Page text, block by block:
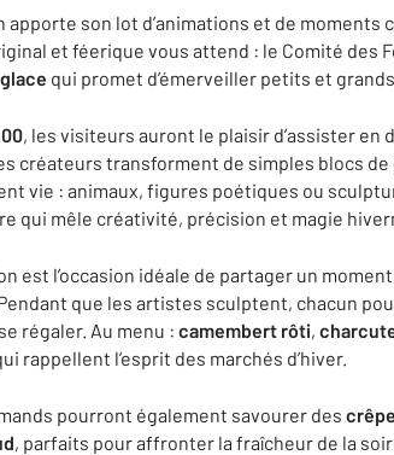
apporte son lot d’animations et de moments
et féerique vous attend : le Comité des
qui promet d’émerveiller petits et
, les visiteurs auront le plaisir d’assister en
créateurs transforment de simples blocs
vie : animaux, figures poétiques ou
qui mêle créativité, précision et magie
est l’occasion idéale de partager un
que les artistes sculptent, chacun
régaler. Au menu : camembert rôti,
rappellent l’esprit des marchés d’hiver.
pourront également savourer des
, parfaits pour affronter la fraîcheur de la